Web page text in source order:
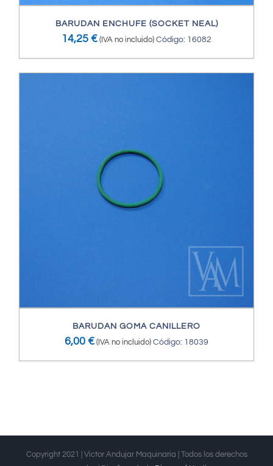
BARUDAN ENCHUFE (SOCKET NEAL)
14,25 € (IVA no incluido) Código: 16082
BARUDAN GOMA CANILLERO
6,00 € (IVA no incluido) Código: 18039
Copyright 2021 | Victor Andujar Maquinaria | Todos los derechos